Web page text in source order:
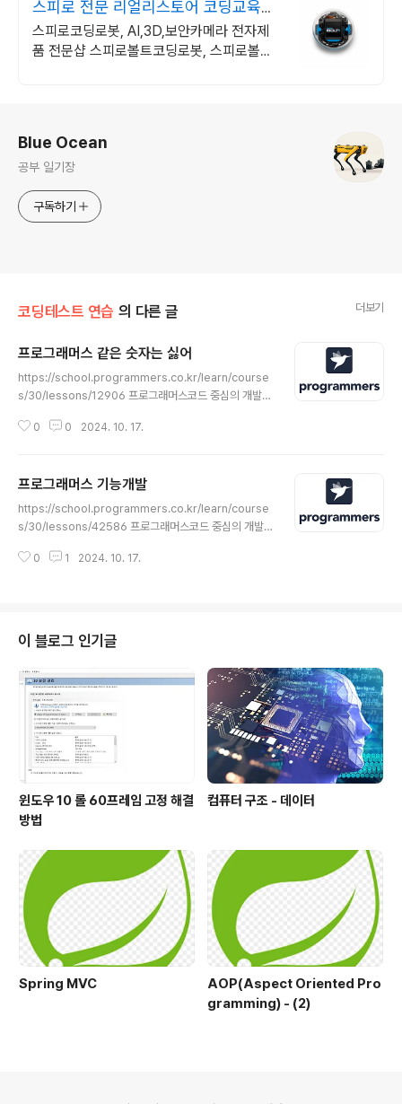
스피로 전문 리얼리스토어 코딩교육을
쉽고 재밌게
스피로코딩로봇, AI,3D,보안카메라 전자제
품 전문샵 스피로볼트코딩로봇, 스피로볼트
Blue Ocean
공부 일기장
구독하기
코딩테스트 연습 의 다른 글 더보기
프로그래머스 같은 숫자는 싫어
https://school.programmers.co.kr/learn/course
s/30/lessons/12906 프로그래머스코드 중심의 개발자
춤형 프로필을 등록하고, 나와 기술 궁합이 잘 맞는 기업들
로 이루어져 있습니다. 이때, 배열 arr에서 연속적으로 나
타나는 숫자는 하나만 남기고 전부 제거하려고 합니
다. 단, 제거된 후 남은 수들을 반환할 때는 배열 arr의 원소
r = [1, 1, 3, 3, 0, 1, 1] 이면 [1, 3, 0, 1] 을 return 합니다.
0 0 2024. 10. 17.
프로그래머스 기능개발
https://school.programmers.co.kr/learn/course
s/30/lessons/42586 프로그래머스코드 중심의 개발
맞춤형 프로필을 등록하고, 나와 기술 궁합이 잘 맞는 기업
각 기능의 개발속도는 모두 다르기 때문에 뒤에 있는 기능
이 앞에 있는 기능보다 먼저 개발될 수 있고, 이때 뒤에 있
는 기능은 앞에 있는 기능이 배포될 때 함께 배포됩니다.먼
저 배포되어야 하는 순서대로 작업의 진도가 적힌 정수 배
열 progresses와 각 작업의 개발 속도가..
0 1 2024. 10. 17.
이 블로그 인기글
윈도우 10 롤 60프레임 고정 해결
방법
컴퓨터 구조 - 데이터
Spring MVC
AOP(Aspect Oriented Pro
gramming) - (2)